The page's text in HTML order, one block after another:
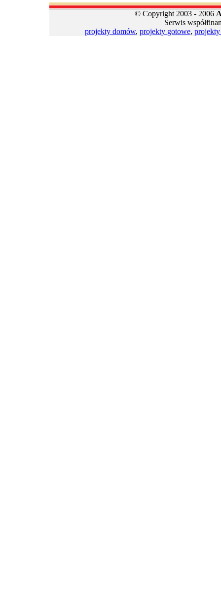
© Copyright 2003 - 2006
Serwis
projekty domów, projekty gotowe,